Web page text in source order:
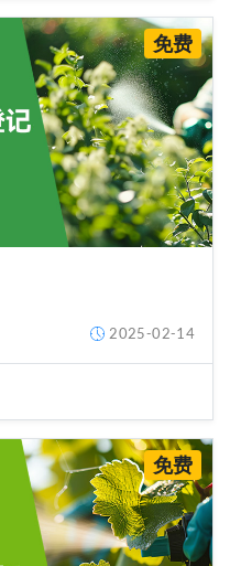
免费
2025-02-14
免费